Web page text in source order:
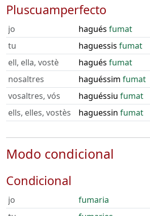
Pluscuamperfecto
jo hagués fumat
tu
haguessis fumat
ell, ella, vostè
hagués fumat
nosaltres
haguéssim fumat
vosaltres, vós
haguéssiu fumat
ells, elles, vostès
haguessin fumat
Modo condicional
Condicional
jo
fumaria